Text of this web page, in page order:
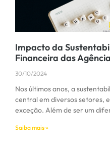
Impacto da
Financeira das
30/10/2024
Nos últimos anos, a
central em diversos setores,
exceção. Além de ser um
Saiba mais »